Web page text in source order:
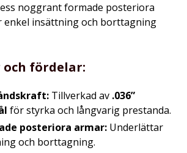
noggrant formade posteriora
enkel insättning och borttagning
och fördelar:
Tillverkad av .036”
för styrka och långvarig prestanda.
posteriora armar: Underlättar
och borttagning.